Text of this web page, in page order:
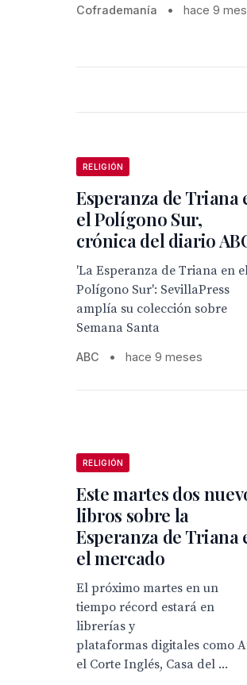
Cofrademanía • hace 9
RELIGIÓN
Esperanza de Triana
el Polígono Sur,
crónica del diario
'La Esperanza de Triana en
Polígono Sur': SevillaPress
amplía su colección sobre
Semana Santa
ABC • hace 9 meses
RELIGIÓN
Este martes dos
libros sobre la
Esperanza de Triana
el mercado
El próximo martes en un
tiempo récord estará en
librerías y
plataformas digitales como
el Corte Inglés, Casa del ...